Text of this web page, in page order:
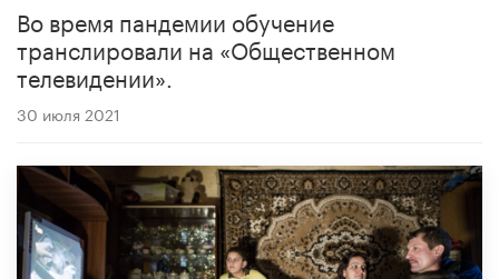
Во время пандемии обучение
транслировали на «Общественном
телевидении».
30 июля 2021